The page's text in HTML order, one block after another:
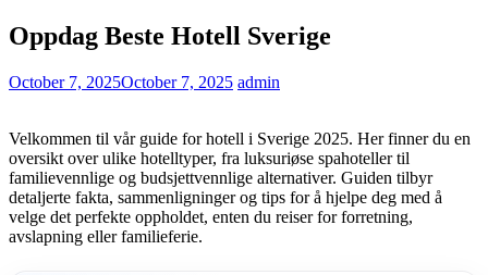
Oppdag Beste Hotell Sverige
October 7, 2025October 7, 2025 admin
Velkommen til vår guide for hotell i Sverige 2025. Her finner du en
oversikt over ulike hotelltyper, fra luksuriøse spahoteller til
familievennlige og budsjettvennlige alternativer. Guiden tilbyr
detaljerte fakta, sammenligninger og tips for å hjelpe deg med å
velge det perfekte oppholdet, enten du reiser for forretning,
avslapning eller familieferie.